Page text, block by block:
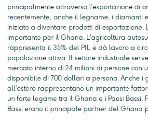
principalmente attraverso l'esportazione di
recentemente, anche il legname, i diamanti
iniziato a diventare prodotti di esportazione.
importante per il Ghana. L'agricoltura
rappresenta il 35% del PIL e dà lavoro a
popolazione attiva. Il settore industriale
mercato interno di 24 milioni di persone con
disponibile di 700 dollari a persona. Anche i
all'estero rappresentano un importante
un forte legame tra il Ghana e i Paesi Bassi.
Bassi erano il principale partner del Ghana